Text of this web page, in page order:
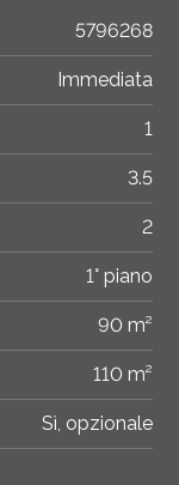
5796268
Immediata
1
3.5
2
1° piano
90 m²
110 m²
Sì, opzionale